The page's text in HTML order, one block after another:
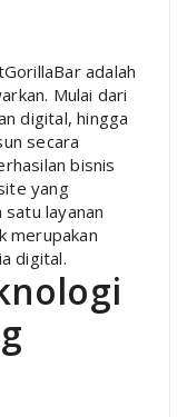
adalah
Mulai dari
digital, hingga
secara
bisnis
yang
layanan
merupakan
digital.